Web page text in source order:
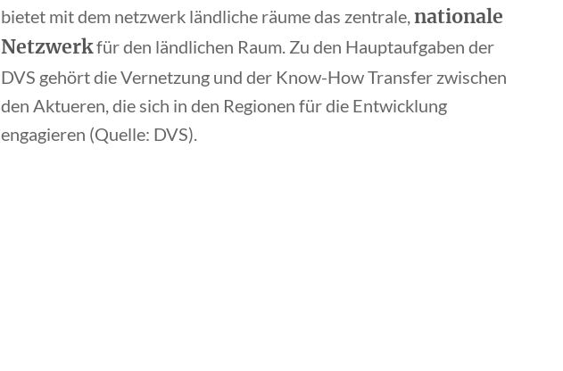
bietet mit dem netzwerk ländliche räume das zentrale,nationale
Netzwerkfür den ländlichen Raum. Zu den Hauptaufgaben der
DVS gehört die Vernetzung und der Know-How Transfer zwischen
den Aktueren, die sich in den Regionen für die Entwicklung
engagieren (Quelle: DVS).